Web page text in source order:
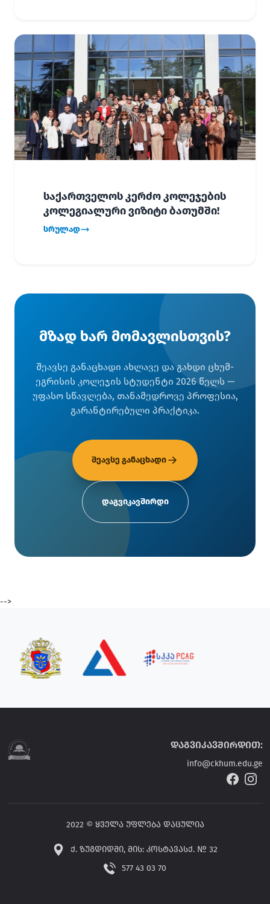
საქართველოს კერძო კოლეჯების
კოლეგიალური ვიზიტი ბათუმში!
სრულად
მზად ხარ მომავლისთვის?
შეავსე განაცხადი ახლავე და გახდი ცხუმ-
ეგრისის კოლეჯის სტუდენტი 2026 წელს —
უფასო სწავლება, თანამედროვე პროფესია,
გარანტირებული პრაქტიკა.
შეავსე განაცხადი
დაგვიკავშირდი
-->
დაგვიკავშირდით:
info@ckhum.edu.ge
2022 © ყველა უფლება დაცულია
ქ. ზუგდიდში, მის: კოსტავასქ. № 32
577 43 03 70